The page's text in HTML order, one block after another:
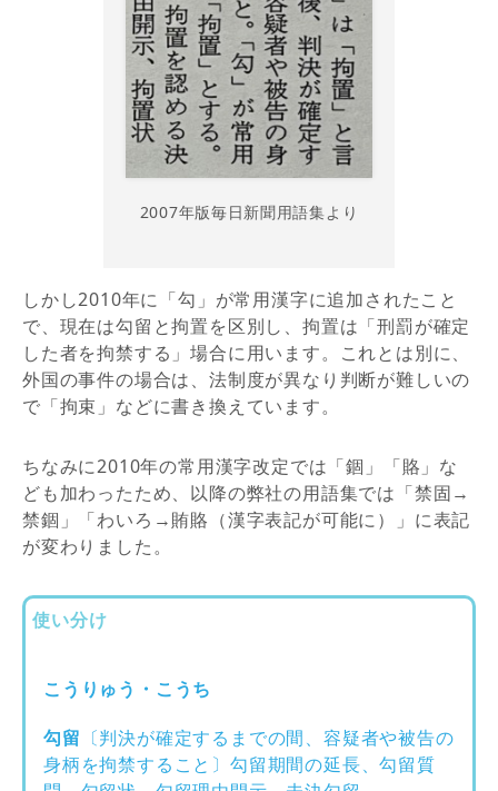
2007年版毎日新聞用語集より
しかし2010年に「勾」が常用漢字に追加されたこと
で、現在は勾留と拘置を区別し、拘置は「刑罰が確定
した者を拘禁する」場合に用います。これとは別に、
外国の事件の場合は、法制度が異なり判断が難しいの
で「拘束」などに書き換えています。
ちなみに2010年の常用漢字改定では「錮」「賂」な
ども加わったため、以降の弊社の用語集では「禁固→
禁錮」「わいろ→賄賂（漢字表記が可能に）」に表記
が変わりました。
使い分け
こうりゅう・こうち
勾留 〔判決が確定するまでの間、容疑者や被告の
身柄を拘禁すること〕勾留期間の延長、勾留質